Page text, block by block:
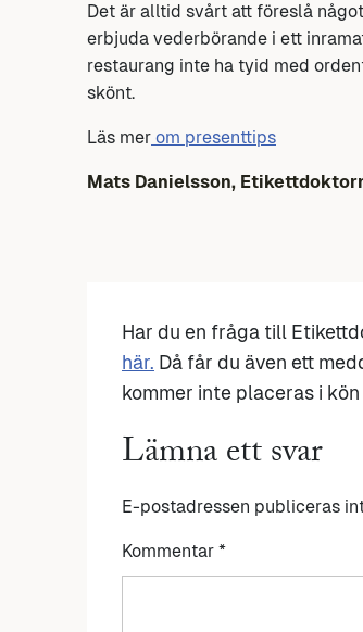
Det är alltid svårt att föreslå
erbjuda vederbörande i ett
restaurang inte ha tyid med
skönt.
Läs mer om presenttips
Mats Danielsson,
Har du en fråga till
här. Då får du även ett
kommer inte placeras i
Lämna ett svar
E-postadressen publiceras
Kommentar *